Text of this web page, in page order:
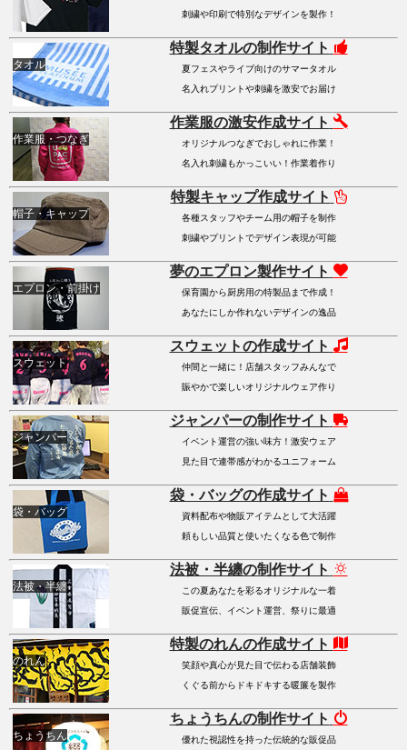
刺繍や印刷で特別なデザインを製作！
タオル
特製タオルの制作サイト
夏フェスやライブ向けのサマータオル
名入れプリントや刺繍を激安でお届け
作業服・つなぎ
作業服の激安作成サイト
オリジナルつなぎでおしゃれに作業！
名入れ刺繍もかっこいい！作業着作り
帽子・キャップ
特製キャップ作成サイト
各種スタッフやチーム用の帽子を制作
刺繍やプリントでデザイン表現が可能
エプロン・前掛け
夢のエプロン製作サイト
保育園から厨房用の特製品まで作成！
あなたにしか作れないデザインの逸品
スウェット
スウェットの作成サイト
仲間と一緒に！店舗スタッフみんなで
賑やかで楽しいオリジナルウェア作り
ジャンパー
ジャンパーの制作サイト
イベント運営の強い味方！激安ウェア
見た目で連帯感がわかるユニフォーム
袋・バッグ
袋・バッグの作成サイト
資料配布や物販アイテムとして大活躍
頼もしい品質と使いたくなる色で制作
法被・半纏
法被・半纏の制作サイト
この夏あなたを彩るオリジナルな一着
販促宣伝、イベント運営、祭りに最適
のれん
特製のれんの作成サイト
笑顔や真心が見た目で伝わる店舗装飾
くぐる前からドキドキする暖簾を製作
ちょうちん
ちょうちんの制作サイト
優れた視認性を持った伝統的な販促品